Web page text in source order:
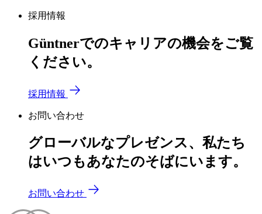
採用情報
Güntnerでのキャリアの機会をご覧
ください。
採用情報
お問い合わせ
グローバルなプレゼンス、私たち
はいつもあなたのそばにいます。
お問い合わせ